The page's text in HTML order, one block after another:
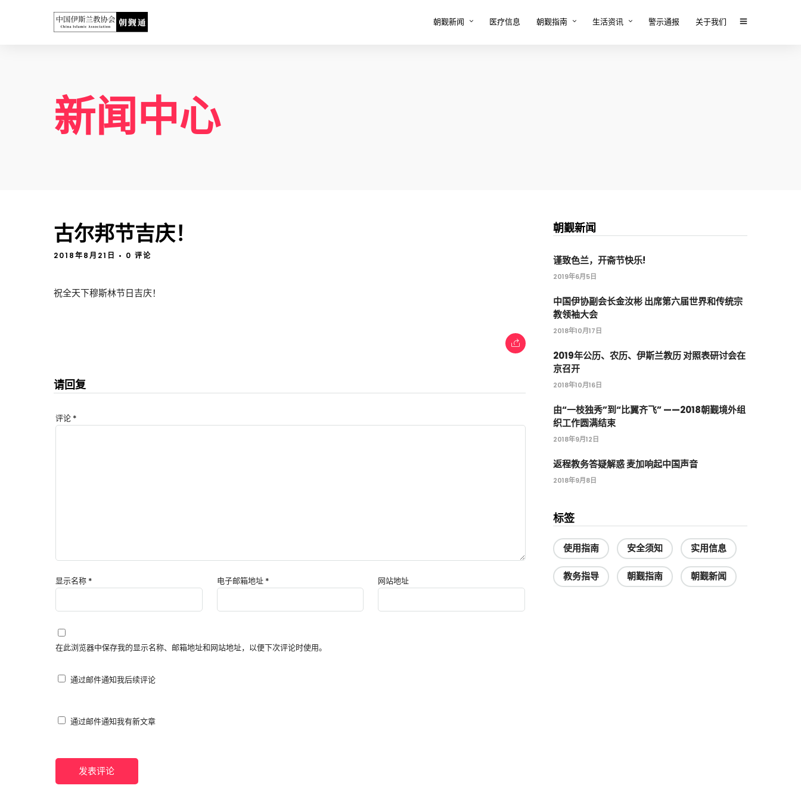
朝觐新闻 医疗信息 朝觐指南 生活资讯 警示通报 关于我们
新闻中心
古尔邦节吉庆！
2018年8月21日 • 0 评论
祝全天下穆斯林节日吉庆！
请回复
评论 *
显示名称 * 电子邮箱地址 * 网站地址
在此浏览器中保存我的显示名称、邮箱地址和网站地址，以便下次评论时使用。
通过邮件通知我后续评论
通过邮件通知我有新文章
朝觐新闻
谨致色兰，开斋节快乐!
2019年6月5日
中国伊协副会长金汝彬 出席第六届世界和传统宗
教领袖大会
2018年10月17日
2019年公历、农历、伊斯兰教历 对照表研讨会在
京召开
2018年10月16日
由“一枝独秀”到“比翼齐飞” ——2018朝觐境外组
织工作圆满结束
2018年9月12日
返程教务答疑解惑 麦加响起中国声音
2018年9月8日
标签
使用指南 安全须知 实用信息
教务指导 朝觐指南 朝觐新闻